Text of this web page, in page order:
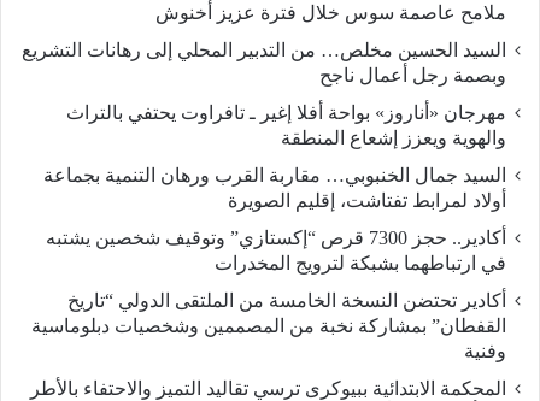
ملامح عاصمة سوس خلال فترة عزيز أخنوش
السيد الحسين مخلص… من التدبير المحلي إلى رهانات التشريع
وبصمة رجل أعمال ناجح
مهرجان «أناروز» بواحة أفلا إغير ـ تافراوت يحتفي بالتراث
والهوية ويعزز إشعاع المنطقة
السيد جمال الخنبوبي… مقاربة القرب ورهان التنمية بجماعة
أولاد لمرابط تفتاشت، إقليم الصويرة
أكادير.. حجز 7300 قرص “إكستازي” وتوقيف شخصين يشتبه
في ارتباطهما بشبكة لترويج المخدرات
أكادير تحتضن النسخة الخامسة من الملتقى الدولي “تاريخ
القفطان” بمشاركة نخبة من المصممين وشخصيات دبلوماسية
وفنية
المحكمة الابتدائية ببيوكرى ترسي تقاليد التميز والاحتفاء بالأطر